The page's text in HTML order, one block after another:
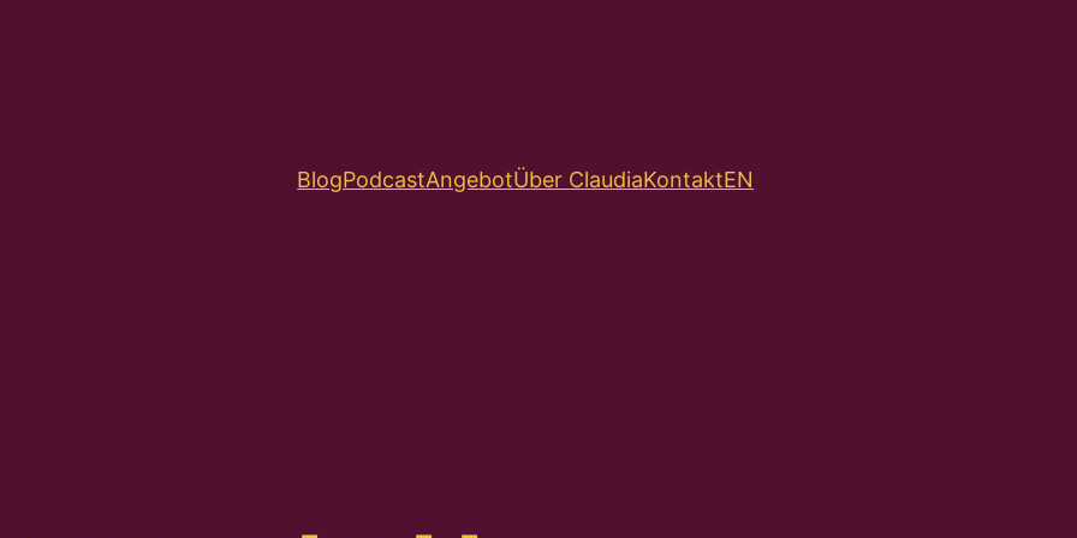
BlogPodcastAngebotÜber ClaudiaKontaktEN